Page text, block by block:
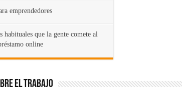
emprendedores
habituales que la gente comete al
online
el Trabajo